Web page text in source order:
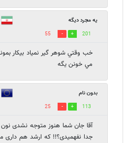
يه مجرد ديگه
201
55
خب وقتي شوهر گير نمياد بيكار
مي خونن يگه
بدون نام
113
25
آقا جان شما هنوز متوجه نشدی
جدا نفهمیدی؟!! که ارشد هم داری